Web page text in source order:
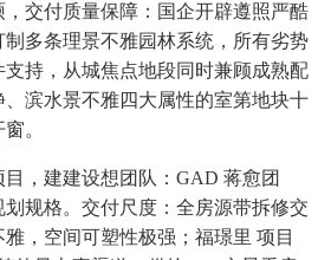
交付质量保障：国企开辟遵照严酷
多条理景不雅园林系统，所有劣势
持，从城焦点地段同时兼顾成熟配
滨水景不雅四大属性的室第地块十
。
建建设想团队：GAD 蒋愈团
规格。交付尺度：全房源带拆修交
，空间可塑性极强；福璟里 项目